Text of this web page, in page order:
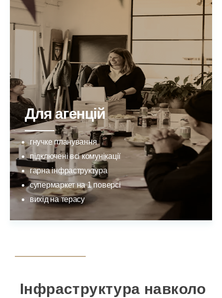
Для агенцій
гнучке планування
підключені всі комунікації
гарна інфраструктура
супермаркет на 1 поверсі
вихід на терасу
Інфраструктура навколо